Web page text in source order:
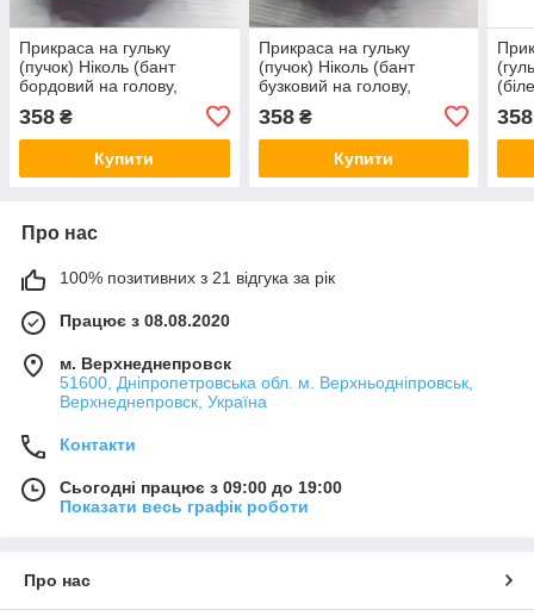
Прикраса на гульку
(пучок) Ніколь (бант
бордовий на голову,
волосся, резинка на
пучок, дитячі прикраси)
358 ₴
Купити
Прикраса на гульку
(пучок) Ніколь (бант
бузковий на голову,
волосся, прикраси ручної
роботи)
358₴
Купити
358
Про нас
100% позитивних з 21 відгука за рік
Працює з 08.08.2020
м. Верхнеднепровск
51600, Дніпропетровська обл. м. Верхньодніпровськ,
Верхнеднепровск, Україна
Контакти
Сьогодні працює з 09:00 до 19:00
Показати весь графік роботи
Про нас